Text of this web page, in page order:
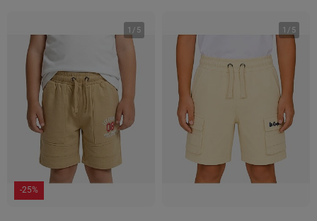
1 / 5
-25%
1 / 5